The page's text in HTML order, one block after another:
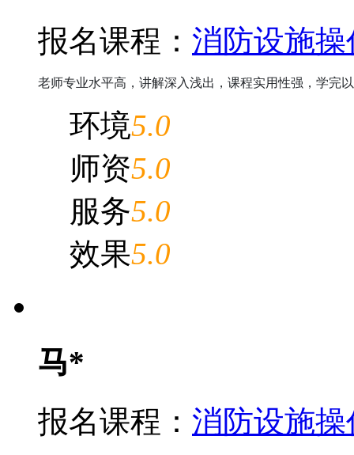
报名课程： 消防设施操
老师专业水平高，讲解深入浅出，课程实用性强，学完
环境5.0
师资5.0
服务5.0
效果5.0
马*
报名课程： 消防设施操